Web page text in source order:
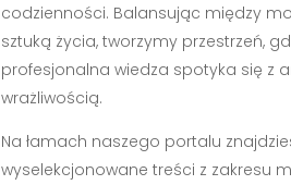
codzienności. Balansując między
sztuką życia, tworzymy przestrzeń,
profesjonalna wiedza spotyka się z
wrażliwością.
Na łamach naszego portalu
wyselekcjonowane treści z zakresu